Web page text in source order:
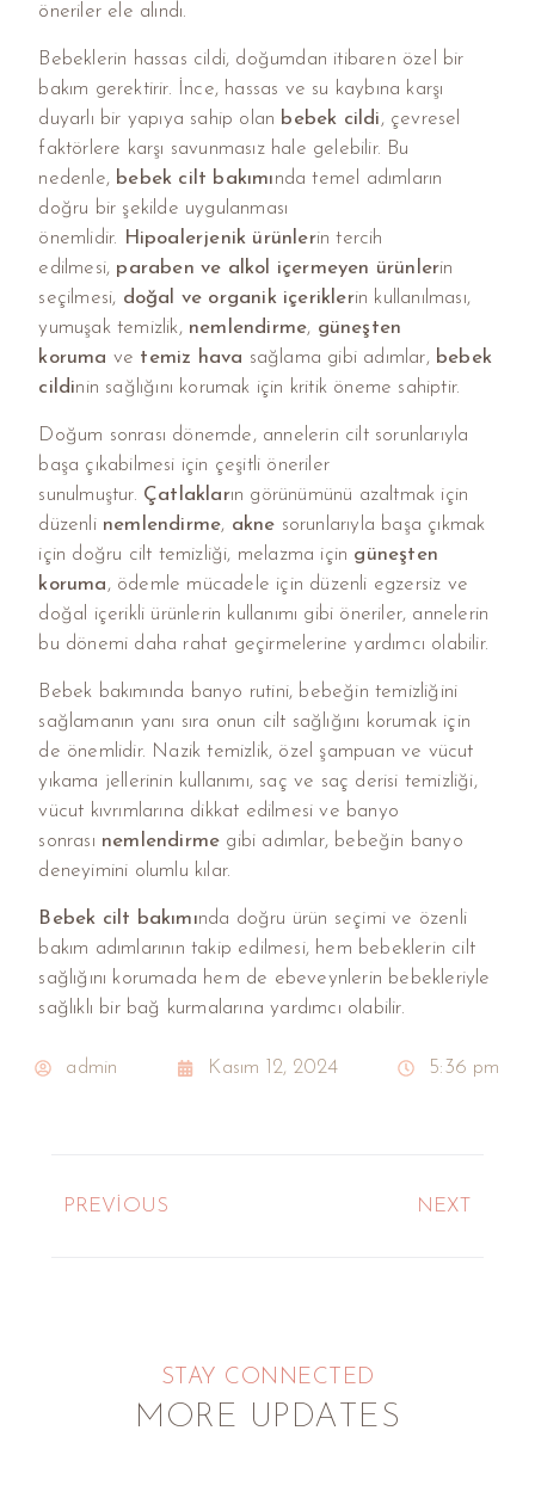
öneriler ele alındı.
Bebeklerin hassas cildi, doğumdan itibaren özel bir
bakım gerektirir. İnce, hassas ve su kaybına karşı
duyarlı bir yapıya sahip olan bebek cildi, çevresel
faktörlere karşı savunmasız hale gelebilir. Bu
nedenle, bebek cilt bakımında temel adımların
doğru bir şekilde uygulanması
önemlidir. Hipoalerjenik ürünlerin tercih
edilmesi, paraben ve alkol içermeyen ürünlerin
seçilmesi, doğal ve organik içeriklerin kullanılması,
yumuşak temizlik, nemlendirme, güneşten
koruma ve temiz hava sağlama gibi adımlar, bebek
cildinin sağlığını korumak için kritik öneme sahiptir.
Doğum sonrası dönemde, annelerin cilt sorunlarıyla
başa çıkabilmesi için çeşitli öneriler
sunulmuştur. Çatlakların görünümünü azaltmak için
düzenli nemlendirme, akne sorunlarıyla başa çıkmak
için doğru cilt temizliği, melazma için güneşten
koruma, ödemle mücadele için düzenli egzersiz ve
doğal içerikli ürünlerin kullanımı gibi öneriler, annelerin
bu dönemi daha rahat geçirmelerine yardımcı olabilir.
Bebek bakımında banyo rutini, bebeğin temizliğini
sağlamanın yanı sıra onun cilt sağlığını korumak için
de önemlidir. Nazik temizlik, özel şampuan ve vücut
yıkama jellerinin kullanımı, saç ve saç derisi temizliği,
vücut kıvrımlarına dikkat edilmesi ve banyo
sonrası nemlendirme gibi adımlar, bebeğin banyo
deneyimini olumlu kılar.
Bebek cilt bakımında doğru ürün seçimi ve özenli
bakım adımlarının takip edilmesi, hem bebeklerin cilt
sağlığını korumada hem de ebeveynlerin bebekleriyle
sağlıklı bir bağ kurmalarına yardımcı olabilir.
admin Kasım 12, 2024 5:36 pm
PREVIOUS NEXT
STAY CONNECTED
MORE UPDATES